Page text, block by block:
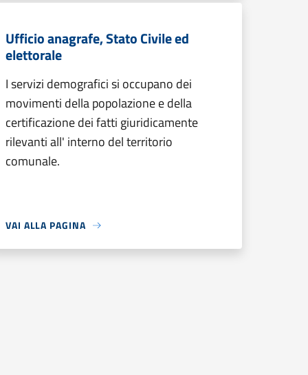
Ufficio anagrafe, Stato Civile ed
elettorale
I servizi demografici si occupano dei
movimenti della popolazione e della
certificazione dei fatti giuridicamente
rilevanti all' interno del territorio
comunale.
VAI ALLA PAGINA